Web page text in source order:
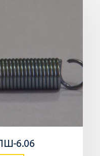
6.06